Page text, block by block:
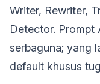
Writer, Rewriter,
Detector. Prompt
serbaguna; yang
default khusus